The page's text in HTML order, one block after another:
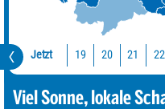
Jetzt 19 20 21 22
Viel Sonne, lokale